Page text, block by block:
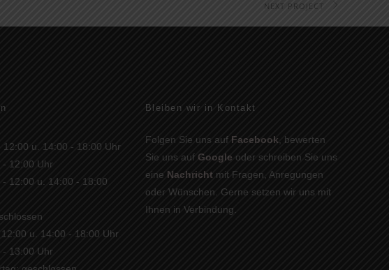
NEXT PROJECT
12:00 u. 14:00 - 18:00 Uhr
- 12:00 Uhr
- 12:00 u. 14:00 - 18:00
u. 14:00 - 18:00 Uhr
- 13:00 Uhr
Bleiben wir in Kontakt
Folgen Sie uns auf Facebook , bewerten
Sie uns auf Google oder schreiben Sie uns
eine Nachrichtmit Fragen, Anregungen
oder Wünschen. Gerne setzen wir uns mit
Ihnen in Verbindung.